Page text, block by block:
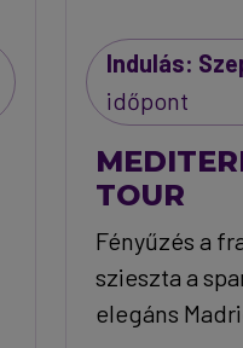
Indulás:
időpont
TOUR
Fényűzés a
szieszta a
elegáns